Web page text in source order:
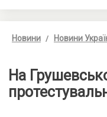
Новини Новини
На